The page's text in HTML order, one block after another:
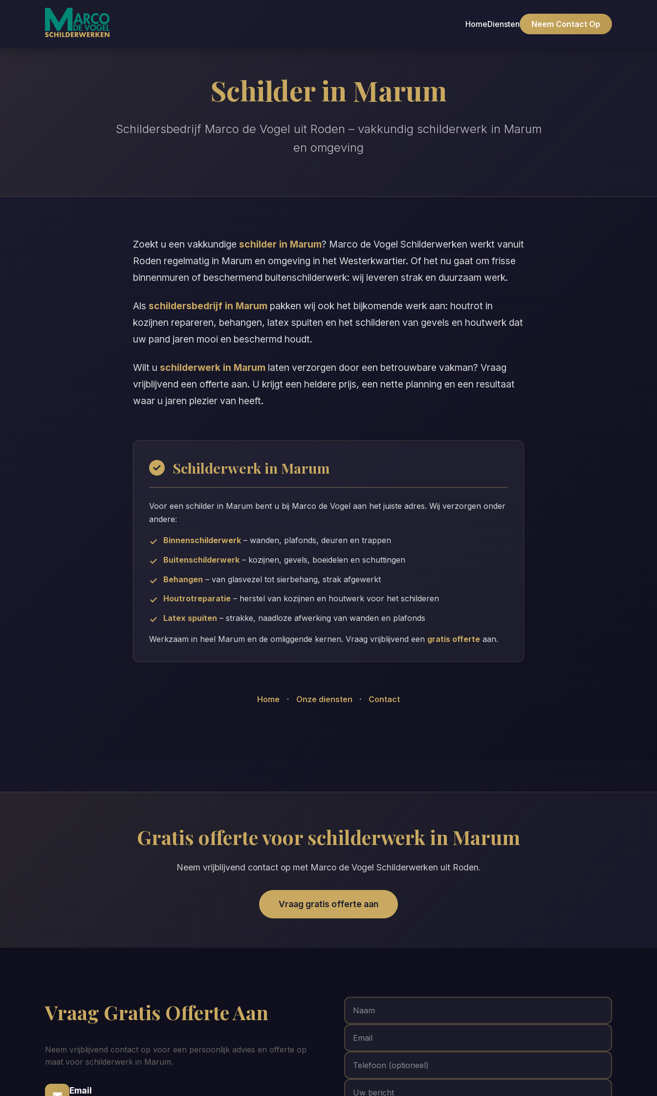
HomeDiensten Neem Contact Op
Schilder in Marum
Schildersbedrijf Marco de Vogel uit Roden – vakkundig schilderwerk in Marum
en omgeving
Zoekt u een vakkundige schilder in Marum? Marco de Vogel Schilderwerken werkt vanuit
Roden regelmatig in Marum en omgeving in het Westerkwartier. Of het nu gaat om frisse
binnenmuren of beschermend buitenschilderwerk: wij leveren strak en duurzaam werk.
Als schildersbedrijf in Marum pakken wij ook het bijkomende werk aan: houtrot in
kozijnen repareren, behangen, latex spuiten en het schilderen van gevels en houtwerk dat
uw pand jaren mooi en beschermd houdt.
Wilt u schilderwerk in Marum laten verzorgen door een betrouwbare vakman? Vraag
vrijblijvend een offerte aan. U krijgt een heldere prijs, een nette planning en een resultaat
waar u jaren plezier van heeft.
Schilderwerk in Marum
Voor een schilder in Marum bent u bij Marco de Vogel aan het juiste adres. Wij verzorgen onder
andere:
Binnenschilderwerk– wanden, plafonds, deuren en trappen
Buitenschilderwerk– kozijnen, gevels, boeidelen en schuttingen
Behangen – van glasvezel tot sierbehang, strak afgewerkt
Houtrotreparatie– herstel van kozijnen en houtwerk voor het schilderen
Latex spuiten – strakke, naadloze afwerking van wanden en plafonds
Werkzaam in heel Marum en de omliggende kernen. Vraag vrijblijvend een gratis offerte aan.
Home · Onze diensten · Contact
Gratis offerte voor schilderwerk in Marum
Neem vrijblijvend contact op met Marco de Vogel Schilderwerken uit Roden.
Vraag gratis offerte aan
Vraag Gratis Offerte Aan
Neem vrijblijvend contact op voor een persoonlijk advies en offerte op
maat voor schilderwerk in Marum.
Email